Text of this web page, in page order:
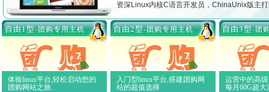
资深Linux内核C语言开发员，ChinaUnix版主
自由1型-团购专用主机
体验linux平台,轻松启动您的
团购网站之旅.
自由2型-团购专用主机
入门型linux平台,搭建团购网
站的超值选择
自由3型-团
运营中的高
每月60G超大